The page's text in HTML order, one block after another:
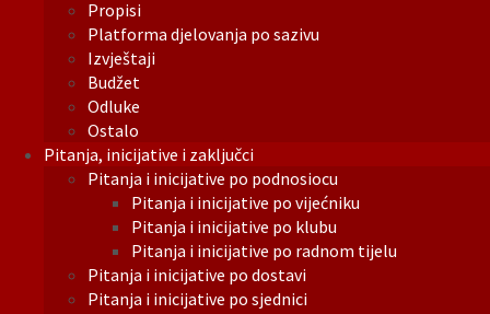
Propisi
Platforma djelovanja po sazivu
Izvještaji
Budžet
Odluke
Ostalo
Pitanja, inicijative i zaključci
Pitanja i inicijative po podnosiocu
Pitanja i inicijative po vijećniku
Pitanja i inicijative po klubu
Pitanja i inicijative po radnom tijelu
Pitanja i inicijative po dostavi
Pitanja i inicijative po sjednici